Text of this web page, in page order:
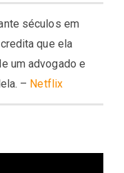
séculos em
que ela
um advogado e
– Netflix